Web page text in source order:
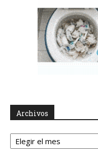
Archivos
Archivos